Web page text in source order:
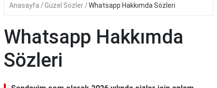
YEMEK
RÜYA
GEZİLECEK
Anasayfa Güzel Sözler Whatsapp Hakkımda Sözleri
Whatsapp Hakkımda
Sözleri